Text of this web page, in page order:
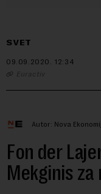
SVET
09.09.2020. 12:34
Euractiv
Autor: Nova
Fon der
Mekginis